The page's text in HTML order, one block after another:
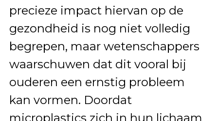
precieze impact hiervan op de
gezondheid is nog niet volledig
begrepen, maar wetenschappers
waarschuwen dat dit vooral bij
ouderen een ernstig probleem
kan vormen. Doordat
microplastics zich in hun lichaam